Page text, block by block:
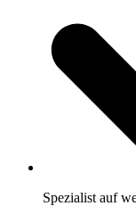
Spezialist auf